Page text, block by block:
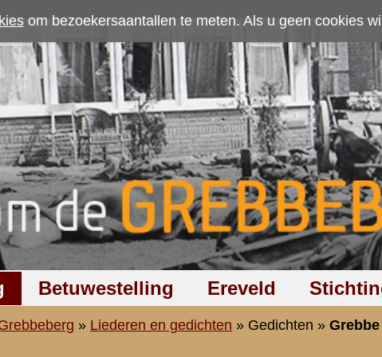
te meten. Als u geen cookies wilt toestaan kunt u hier klikken Accepteer cookies
Ereveld Stichting Discussiegroep Zoeken
gedichten»Gedichten»Grebbe 1943
GREBBE 1943
Een open, vergeten plek in het bosch: